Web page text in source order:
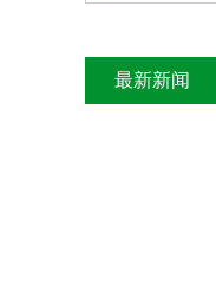
最新新闻